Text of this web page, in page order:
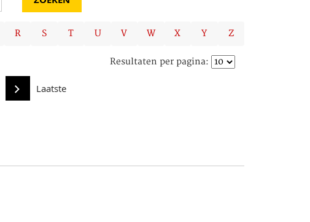
R S T U V W X Y Z
Resultaten per pagina:
Laatste